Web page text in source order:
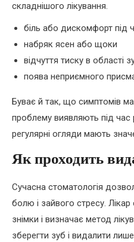
складнішого лікування.
біль або дискомфорт під
набряк ясен або щоки
відчуття тиску в області
поява неприємного
Буває й так, що симптомів
проблему виявляють під час
регулярні огляди мають
Як проходить
Сучасна стоматологія
болю і зайвого стресу.
знімки і визначає метод
зберегти зуб і видалити